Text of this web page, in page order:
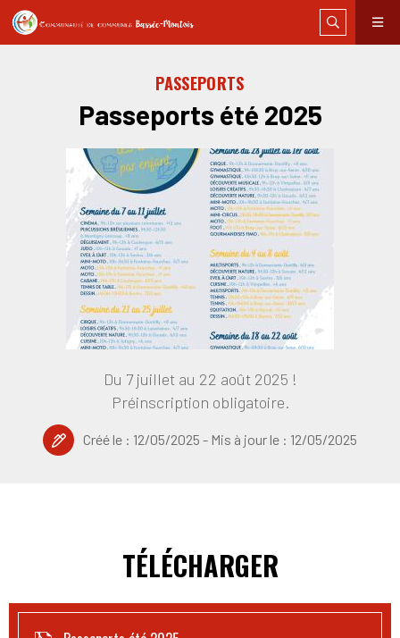
PASSEPORTS
Passeports été 2025
Du 7 juillet au 22 août 2025 !
Préinscription obligatoire.
Créé le : 12/05/2025 - Mis à jour le : 12/05/2025
TÉLÉCHARGER